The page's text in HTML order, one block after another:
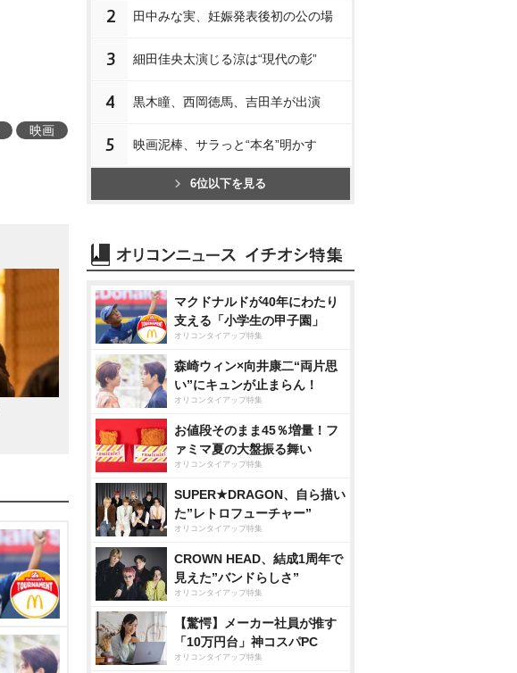
映画
2 田中みな実、妊娠発表後初の公の場
3 細田佳央太演じる涼は“現代の彰”
4 黒木瞳、西岡徳馬、吉田羊が出演
5 映画泥棒、サラっと“本名”明かす
6位以下を見る
マクドナルドが40年にわたり
支える「小学生の甲子園」
オリコンタイアップ特集
森崎ウィン×向井康二“両片思
い”にキュンが止まらん！
オリコンタイアップ特集
お値段そのまま45％増量！フ
ァミマ夏の大盤振る舞い
オリコンタイアップ特集
SUPER★DRAGON、自ら描い
た”レトロフューチャー”
オリコンタイアップ特集
CROWN HEAD、結成1周年で
見えた”バンドらしさ”
オリコンタイアップ特集
【驚愕】メーカー社員が推す
「10万円台」神コスパPC
オリコンタイアップ特集